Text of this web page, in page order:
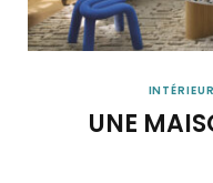
INTÉRIEUR
UNE